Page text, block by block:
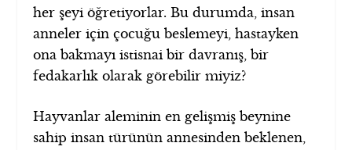
her şeyi öğretiyorlar. Bu durumda, insan
anneler için çocuğu beslemeyi, hastayken
ona bakmayı istisnai bir davranış, bir
fedakarlık olarak görebilir miyiz?
Hayvanlar aleminin en gelişmiş beynine
sahip insan türünün annesinden beklenen,